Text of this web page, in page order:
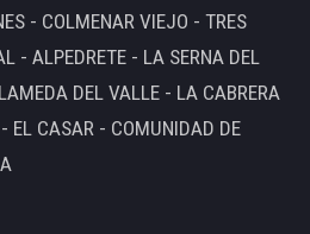
- COLMENAR VIEJO - TRES
- ALPEDRETE - LA SERNA DEL
DEL VALLE - LA CABRERA
EL CASAR - COMUNIDAD DE